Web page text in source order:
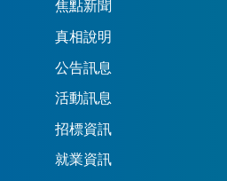
焦點新聞
真相說明
公告訊息
活動訊息
招標資訊
就業資訊